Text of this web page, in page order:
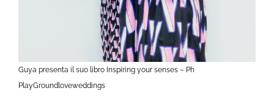
Guya presenta il suo libro Inspiring your senses – Ph
PlayGroundloveweddings